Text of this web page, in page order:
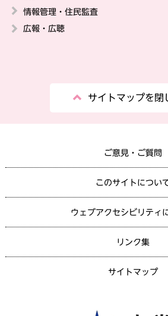
情報管理・住民監査
広報・広聴
サイトマップを閉
ご意見・ご質問
このサイトについ
ウェブアクセシビリティ
リンク集
サイトマップ